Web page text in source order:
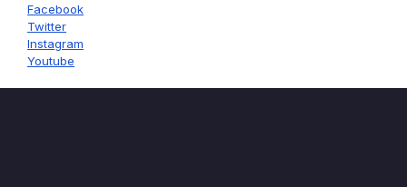
Facebook
Twitter
Instagram
Youtube